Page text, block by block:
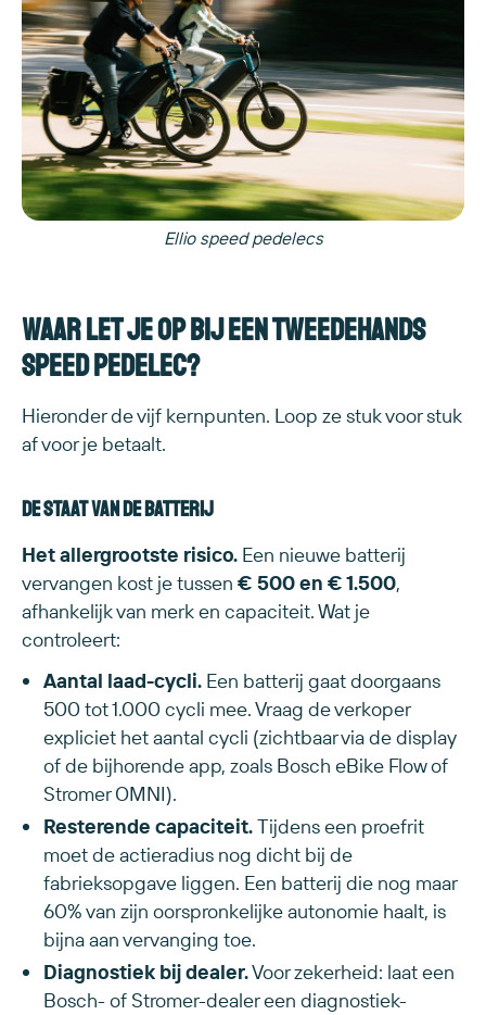
Ellio speed pedelecs
Waar let je op bij een tweedehands
speed pedelec?
Hieronder de vijf kernpunten. Loop ze stuk voor stuk
af voor je betaalt.
De staat van de batterij
Het allergrootste risico. Een nieuwe batterij
vervangen kost je tussen € 500 en € 1.500,
afhankelijk van merk en capaciteit. Wat je
controleert:
Aantal laad-cycli. Een batterij gaat doorgaans
500 tot 1.000 cycli mee. Vraag de verkoper
expliciet het aantal cycli (zichtbaar via de display
of de bijhorende app, zoals Bosch eBike Flow of
Stromer OMNI).
Resterende capaciteit.Tijdens een proefrit
moet de actieradius nog dicht bij de
fabrieksopgave liggen. Een batterij die nog maar
60% van zijn oorspronkelijke autonomie haalt, is
bijna aan vervanging toe.
Diagnostiek bij dealer.Voor zekerheid: laat een
Bosch- of Stromer-dealer een diagnostiek-